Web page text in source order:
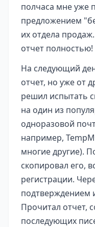
полчаса мне уже
предложением
их отдела
отчет полностью!
На следующий
отчет, но уже от
решил испытать
на один из
одноразовой
например,
многие другие).
скопировал его,
регистрации.
подтверждением
Прочитал отчет,
последующих